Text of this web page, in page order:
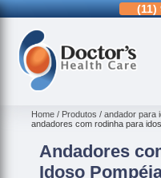
3963-0036 (11)
Home Produtos andador para
andadores com rodinha para
Andadores
Idoso